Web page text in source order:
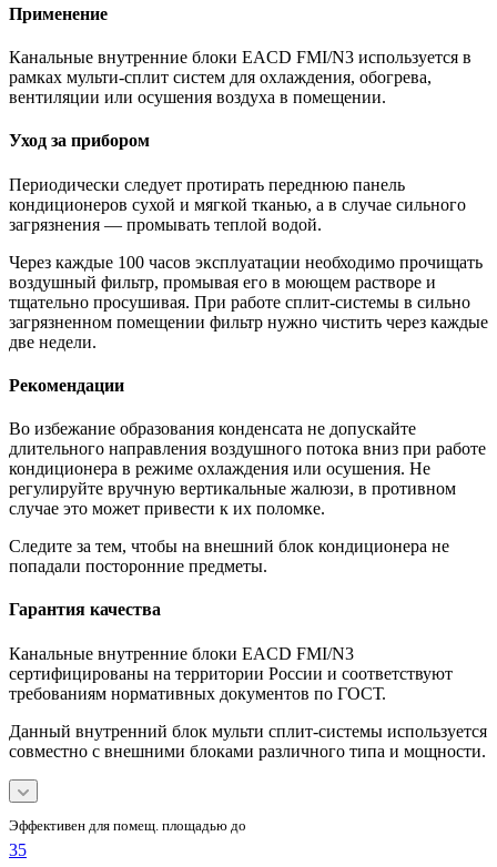
Применение
Канальные внутренние блоки EACD FMI/N3 используется в
рамках мульти-сплит систем для охлаждения, обогрева,
вентиляции или осушения воздуха в помещении.
Уход за прибором
Периодически следует протирать переднюю панель
кондиционеров сухой и мягкой тканью, а в случае сильного
загрязнения — промывать теплой водой.
Через каждые 100 часов эксплуатации необходимо прочищать
воздушный фильтр, промывая его в моющем растворе и
тщательно просушивая. При работе сплит-системы в сильно
загрязненном помещении фильтр нужно чистить через каждые
две недели.
Рекомендации
Во избежание образования конденсата не допускайте
длительного направления воздушного потока вниз при работе
кондиционера в режиме охлаждения или осушения. Не
регулируйте вручную вертикальные жалюзи, в противном
случае это может привести к их поломке.
Следите за тем, чтобы на внешний блок кондиционера не
попадали посторонние предметы.
Гарантия качества
Канальные внутренние блоки EACD FMI/N3
сертифицированы на территории России и соответствуют
требованиям нормативных документов по ГОСТ.
Данный внутренний блок мульти сплит-системы используется
совместно с внешними блоками различного типа и мощности.
Эффективен для помещ. площадью до
35